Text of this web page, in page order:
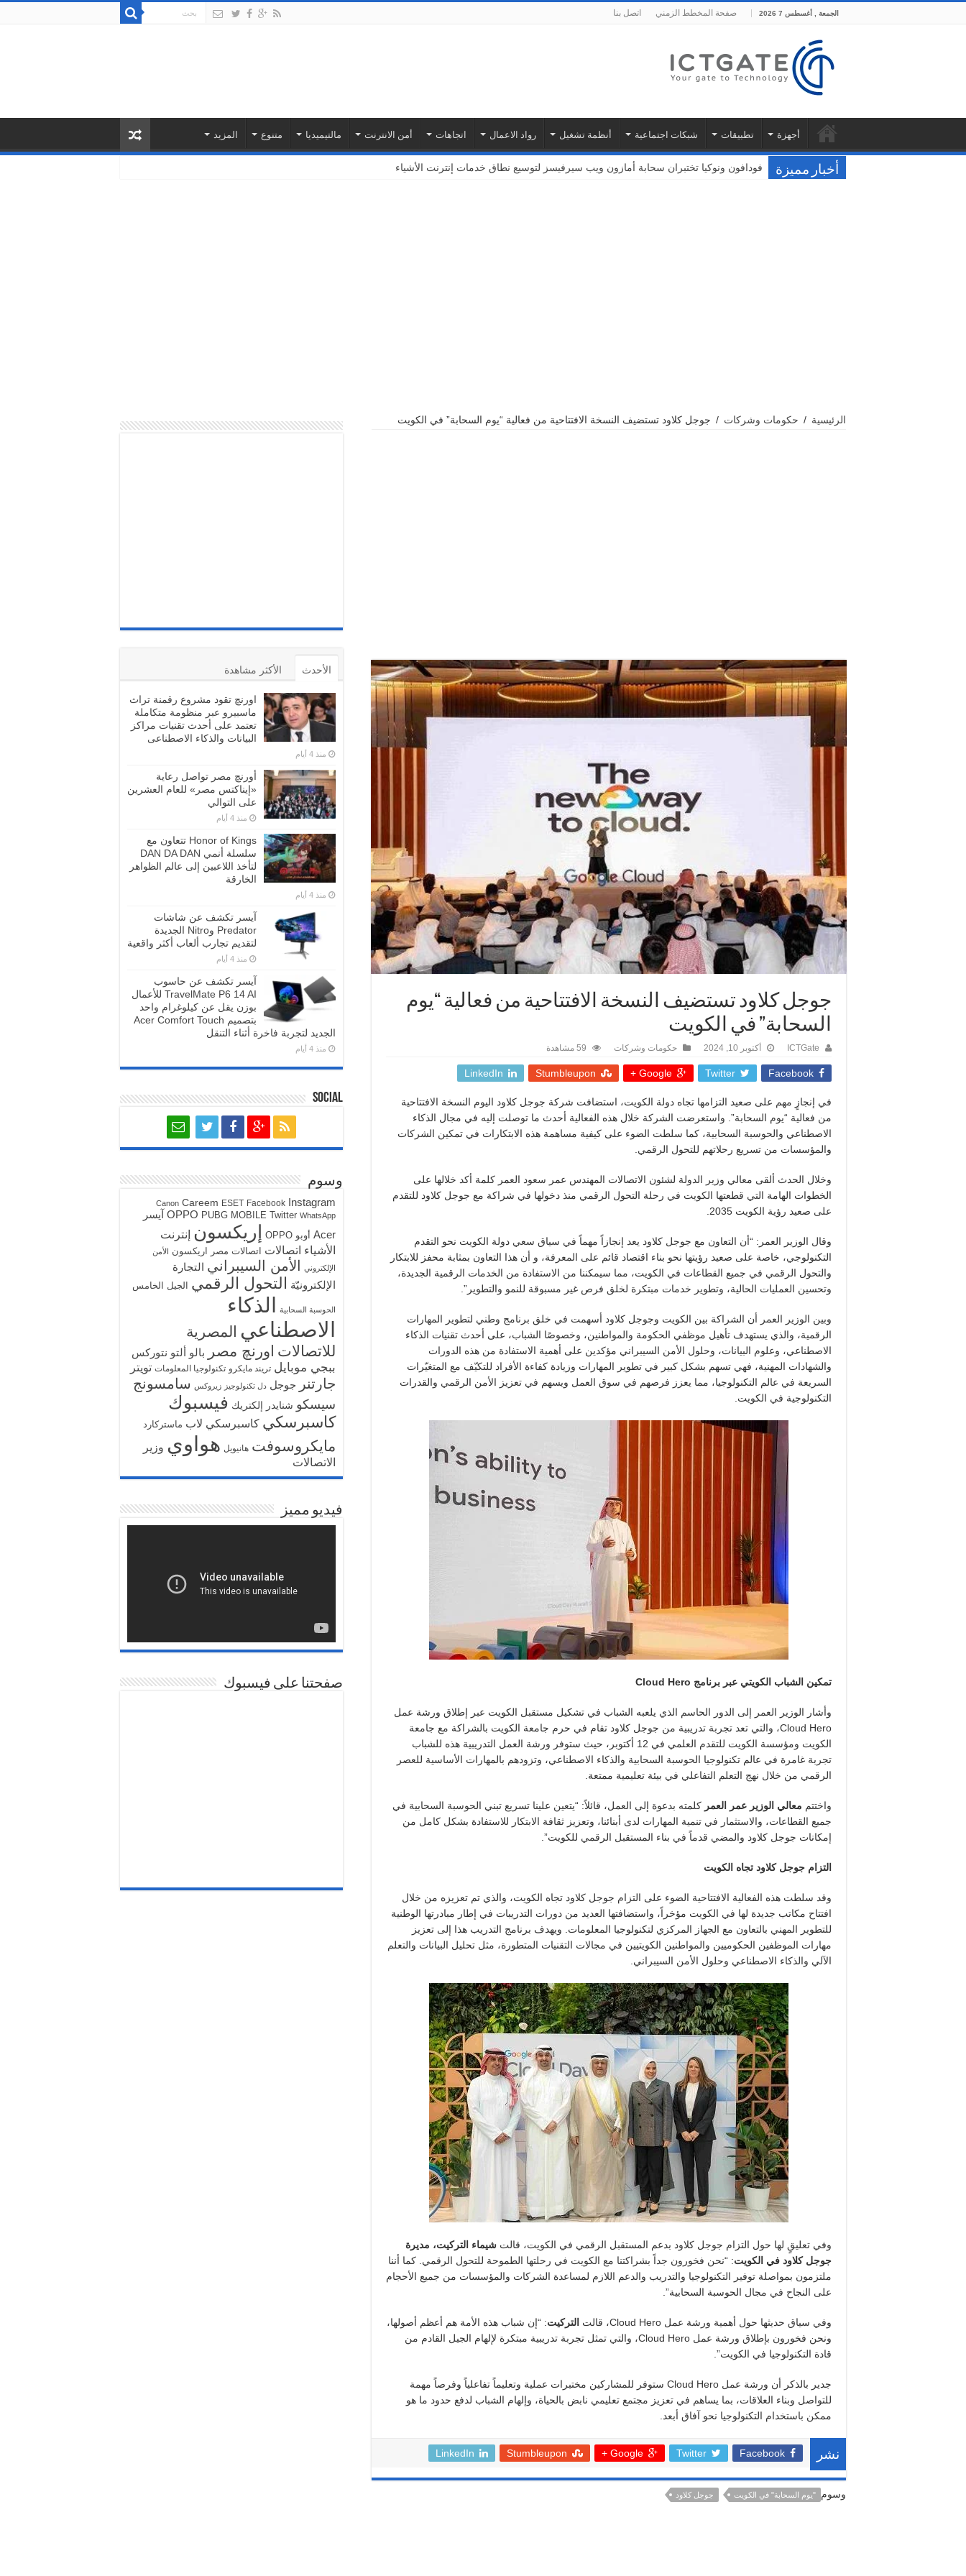
الجمعة , أغسطس 7 2026 صفحة المخطط الزمني اتصل بنا
أجهزة تطبيقات شبكات اجتماعية أنظمة تشغيل رواد الاعمال اتجاهات أمن الانترنت مالتيميديا متنوع المزيد
أخبار مميزة فودافون ونوكيا تختبران سحابة أمازون ويب سيرفيسز لتوسيع نطاق خدمات إنترنت الأشياء
الرئيسية / حكومات وشركات / جوجل كلاود تستضيف النسخة الافتتاحية من فعالية “يوم السحابة” في الكويت
جوجل كلاود تستضيف النسخة الافتتاحية من فعالية “يوم
السحابة” في الكويت
ICTGate أكتوبر 10, 2024 حكومات وشركات 59 مشاهدة
Facebook
Twitter
Google +
Stumbleupon
LinkedIn
في إنجازٍ مهم على صعيد التزامها تجاه دولة الكويت، استضافت شركة جوجل كلاود اليوم النسخة الافتتاحية
من فعالية “يوم السحابة”. واستعرضت الشركة خلال هذه الفعالية أحدث ما توصلت إليه في مجال الذكاء
الاصطناعي والحوسبة السحابية، كما سلطت الضوء على كيفية مساهمة هذه الابتكارات في تمكين الشركات
والمؤسسات من تسريع رحلاتهم للتحول الرقمي.
وخلال الحدث ألقى معالي وزير الدولة لشئون الاتصالات المهندس عمر سعود العمر كلمة أكد خلالها على
الخطوات الهامة التي قطعتها الكويت في رحلة التحول الرقمي منذ دخولها في شراكة مع جوجل كلاود للتقدم
على صعيد رؤية الكويت 2035.
وقال الوزير العمر: “أن التعاون مع جوجل كلاود يعد إنجازاً مهماً في سياق سعي دولة الكويت نحو التقدم
التكنولوجي، خاصة على صعيد رؤيتها نحو بناء اقتصاد قائم على المعرفة، و أن هذا التعاون بمثابة محفز للابتكار
والتحول الرقمي في جميع القطاعات في الكويت، مما سيمكننا من الاستفادة من الخدمات الرقمية الجديدة،
وتحسين العمليات الحالية، وتطوير خدمات مبتكرة لخلق فرص غير مسبوقة للنمو والتطوير”.
وبين الوزير العمر أن الشراكة بين الكويت وجوجل كلاود أسهمت في خلق برنامج وطني لتطوير المهارات
الرقمية، والذي يستهدف تأهيل موظفي الحكومة والمواطنين، وخصوصًا الشباب، على أحدث تقنيات الذكاء
الاصطناعي، وعلوم البيانات، وحلول الأمن السيبراني مؤكدين على أهمية الاستفادة من هذه الدورات
والشهادات المهنية، فهي تسهم بشكل كبير في تطوير المهارات وزيادة كفاءة الأفراد للتكيّف مع المتغيّرات
السريعة في عالم التكنولوجيا، مما يعزز فرصهم في سوق العمل ويسهم في تعزيز الأمن الرقمي والقدرات
التكنولوجية في الكويت.
تمكين الشباب الكويتي عبر برنامج Cloud Hero
وأشار الوزير العمر إلى الدور الحاسم الذي يلعبه الشباب في تشكيل مستقبل الكويت عبر إطلاق ورشة عمل
Cloud Hero، والتي تعد تجربة تدريبية من جوجل كلاود تقام في حرم جامعة الكويت بالشراكة مع جامعة
الكويت ومؤسسة الكويت للتقدم العلمي في 12 أكتوبر، حيث ستوفر ورشة العمل التدريبية هذه للشباب
تجربة غامرة في عالم تكنولوجيا الحوسبة السحابية والذكاء الاصطناعي، وتزودهم بالمهارات الأساسية للعصر
الرقمي من خلال نهج التعلم التفاعلي في بيئة تعليمية ممتعة.
واختتم معالي الوزير عمر العمر كلمته بدعوة إلى العمل، قائلاً: “يتعين علينا تسريع تبني الحوسبة السحابية في
جميع القطاعات، والاستثمار في تنمية المهارات لدى أبنائنا، وتعزيز ثقافة الابتكار للاستفادة بشكل كامل من
إمكانات جوجل كلاود والمضي قدماً في بناء المستقبل الرقمي للكويت”.
التزام جوجل كلاود تجاه الكويت
وقد سلطت هذه الفعالية الافتتاحية الضوء على التزام جوجل كلاود تجاه الكويت، والذي تم تعزيزه من خلال
افتتاح مكاتب جديدة لها في الكويت مؤخراً، واستضافتها العديد من دورات التدريبات في إطار مبادرتها الوطنية
للتطوير المهني بالتعاون مع الجهاز المركزي لتكنولوجيا المعلومات. ويهدف برنامج التدريب هذا إلى تعزيز
مهارات الموظفين الحكوميين والمواطنين الكويتيين في مجالات التقنيات المتطورة، مثل تحليل البيانات والتعلم
الآلي والذكاء الاصطناعي وحلول الأمن السيبراني.
وفي تعليقٍ لها حول التزام جوجل كلاود بدعم المستقبل الرقمي في الكويت، قالت شيماء التركيت، مديرة
جوجل كلاود في الكويت: “نحن فخورون جداً بشراكتنا مع الكويت في رحلتها الطموحة للتحول الرقمي. كما أننا
ملتزمون بمواصلة توفير التكنولوجيا والتدريب والدعم اللازم لمساعدة الشركات والمؤسسات من جميع الأحجام
على النجاح في مجال الحوسبة السحابية”.
وفي سياق حديثها حول أهمية ورشة عمل Cloud Hero، قالت التركيت: “إن شباب هذه الأمة هم أعظم أصولها،
ونحن فخورون بإطلاق ورشة عمل Cloud Hero، والتي تمثل تجربة تدريبية مبتكرة لإلهام الجيل القادم من
قادة التكنولوجيا في الكويت”.
جدير بالذكر أن ورشة عمل Cloud Hero ستوفر للمشاركين مختبرات عملية وتعليماً تفاعلياً وفرصاً مهمة
للتواصل وبناء العلاقات، بما يساهم في تعزيز مجتمع تعليمي نابض بالحياة، وإلهام الشباب لدفع حدود ما هو
ممكن باستخدام التكنولوجيا نحو آفاق أبعد.
نشر Facebook
Twitter
Google +
Stumbleupon
LinkedIn
وسوم "يوم السحابة" في الكويت جوجل كلاود
الأحدث الأكثر مشاهدة
اورنچ تقود مشروع رقمنة تراث
ماسبيرو عبر منظومة متكاملة
تعتمد على أحدث تقنيات مراكز
البيانات والذكاء الاصطناعى
منذ 4 أيام
أورنچ مصر تواصل رعاية
«إيناكتس مصر» للعام العشرين
على التوالي
منذ 4 أيام
Honor of Kings تتعاون مع
سلسلة أنمي DAN DA DAN
لتأخذ اللاعبين إلى عالم الظواهر
الخارقة
منذ 4 أيام
آيسر تكشف عن شاشات
Predator وNitro الجديدة
لتقديم تجارب ألعاب أكثر واقعية
منذ 4 أيام
آيسر تكشف عن حاسوب
TravelMate P6 14 AI للأعمال
بوزن يقل عن كيلوغرام واحد
بتصميم Acer Comfort Touch
الجديد لتجربة فاخرة أثناء التنقل
منذ 4 أيام
Social
وسوم
Canon Careem ESET Facebook Instagram
OPPO PUBG MOBILE Twitter WhatsApp
آيسر
Acer أوبو OPPO إريكسون إنترنت
الأشياء اتصالات اتصالات مصر اريكسون الأمن
الإلكتروني الأمن السيبراني التجارة
الإلكترونيّة التحول الرقمي الجيل الخامس
الحوسبة السحابية الذكاء
الاصطناعي المصرية
للاتصالات اورنچ مصر بالو ألتو نتوركس
ببجي موبايل تريند مايكرو تكنولوجيا المعلومات تويتر
جارتنر جوجل دل تكنولوجيز زيروكس سامسونج
سيسكو شنايدر إلكتريك فيسبوك
كاسبرسكي كاسبرسكي لاب ماستركارد
مايكروسوفت هانيويل هواوي وزير
الاتصالات
فيديو مميز
صفحتنا على فيسبوك